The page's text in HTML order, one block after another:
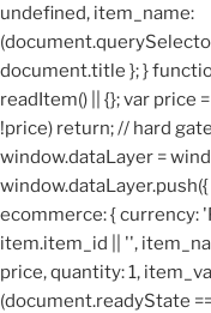
undefined, item_name:
document.title }; }
readItem() || {}; var price
!price) return; // hard
window.dataLayer =
ecommerce: { currency:
item.item_id || '',
price, quantity: 1,
(document.readyState